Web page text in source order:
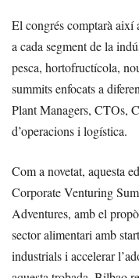
El congrés comptarà així
a cada segment de la
pesca, hortofructícola,
summits enfocats a
Plant Managers, CTOs,
d’operacions i logística.
Com a novetat, aquesta
Corporate Venturing
Adventures, amb el
sector alimentari amb
industrials i accelerar